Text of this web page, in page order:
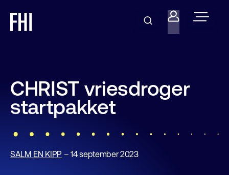
CHRIST vriesdroger
startpakket
SALM EN KIPP – 14 september 2023